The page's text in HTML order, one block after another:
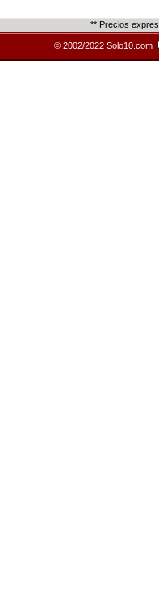
** Precios
© 2002/2022 Solo10.com